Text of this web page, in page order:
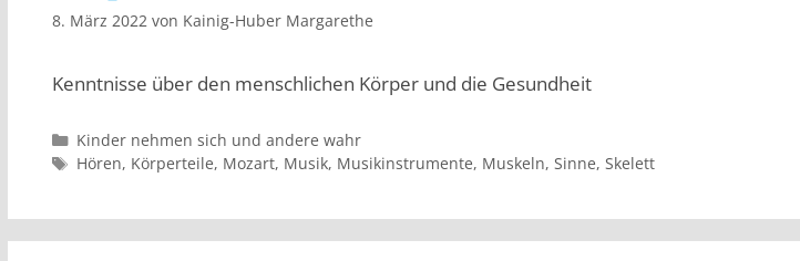
8. März 2022 von Kainig-Huber Margarethe
Kenntnisse über den menschlichen Körper und die Gesundheit
Kinder nehmen sich und andere wahr
Hören, Körperteile, Mozart, Musik, Musikinstrumente, Muskeln, Sinne, Skelett